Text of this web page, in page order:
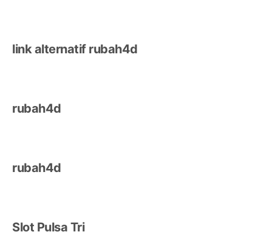
link alternatif rubah4d
rubah4d
rubah4d
Slot Pulsa Tri